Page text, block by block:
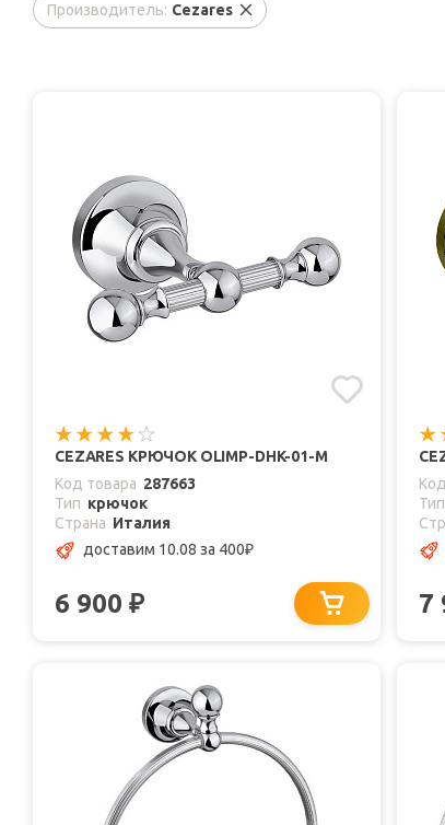
Производитель: Cezares
CEZARES КРЮЧОК OLIMP-DHK-01-M
Код товара 287663
Тип крючок
Страна Италия
доставим 10.08 за 400₽
6 900 ₽
Тип
7